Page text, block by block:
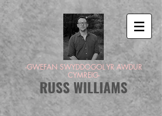
-GWEFAN SWYDDOGOL YR AWDUR
CYMREIG-
RUSS WILLIAMS